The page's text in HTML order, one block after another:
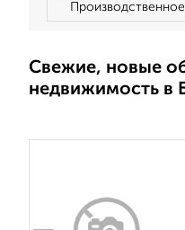
Свежие, новые
недвижимость в